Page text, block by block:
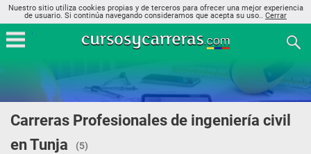
Nuestro sitio utiliza cookies propias y de terceros para ofrecer una mejor experiencia
de usuario. Si continúa navegando consideramos que acepta su uso.. Cerrar
Carreras Profesionales de ingeniería civil
en Tunja
(5)